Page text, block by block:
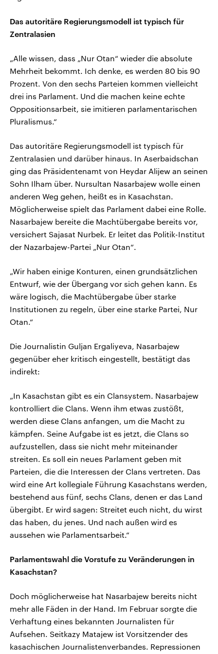
Das autoritäre Regierungsmodell ist typisch für
Zentralasien
„Alle wissen, dass „Nur Otan“ wieder die absolute
Mehrheit bekommt. Ich denke, es werden 80 bis 90
Prozent. Von den sechs Parteien kommen vielleicht
drei ins Parlament. Und die machen keine echte
Oppositionsarbeit, sie imitieren parlamentarischen
Pluralismus.“
Das autoritäre Regierungsmodell ist typisch für
Zentralasien und darüber hinaus. In Aserbaidschan
ging das Präsidentenamt von Heydar Alijew an seinen
Sohn Ilham über. Nursultan Nasarbajew wolle einen
anderen Weg gehen, heißt es in Kasachstan.
Möglicherweise spielt das Parlament dabei eine Rolle.
Nasarbajew bereite die Machtübergabe bereits vor,
versichert Sajasat Nurbek. Er leitet das Politik-Institut
der Nazarbajew-Partei „Nur Otan“.
„Wir haben einige Konturen, einen grundsätzlichen
Entwurf, wie der Übergang vor sich gehen kann. Es
wäre logisch, die Machtübergabe über starke
Institutionen zu regeln, über eine starke Partei, Nur
Otan.“
Die Journalistin Guljan Ergaliyeva, Nasarbajew
gegenüber eher kritisch eingestellt, bestätigt das
indirekt:
„In Kasachstan gibt es ein Clansystem. Nasarbajew
kontrolliert die Clans. Wenn ihm etwas zustößt,
werden diese Clans anfangen, um die Macht zu
kämpfen. Seine Aufgabe ist es jetzt, die Clans so
aufzustellen, dass sie nicht mehr miteinander
streiten. Es soll ein neues Parlament geben mit
Parteien, die die Interessen der Clans vertreten. Das
wird eine Art kollegiale Führung Kasachstans werden,
bestehend aus fünf, sechs Clans, denen er das Land
übergibt. Er wird sagen: Streitet euch nicht, du wirst
das haben, du jenes. Und nach außen wird es
aussehen wie Parlamentsarbeit.“
Parlamentswahl die Vorstufe zu Veränderungen in
Kasachstan?
Doch möglicherweise hat Nasarbajew bereits nicht
mehr alle Fäden in der Hand. Im Februar sorgte die
Verhaftung eines bekannten Journalisten für
Aufsehen. Seitkazy Matajew ist Vorsitzender des
kasachischen Journalistenverbandes. Repressionen